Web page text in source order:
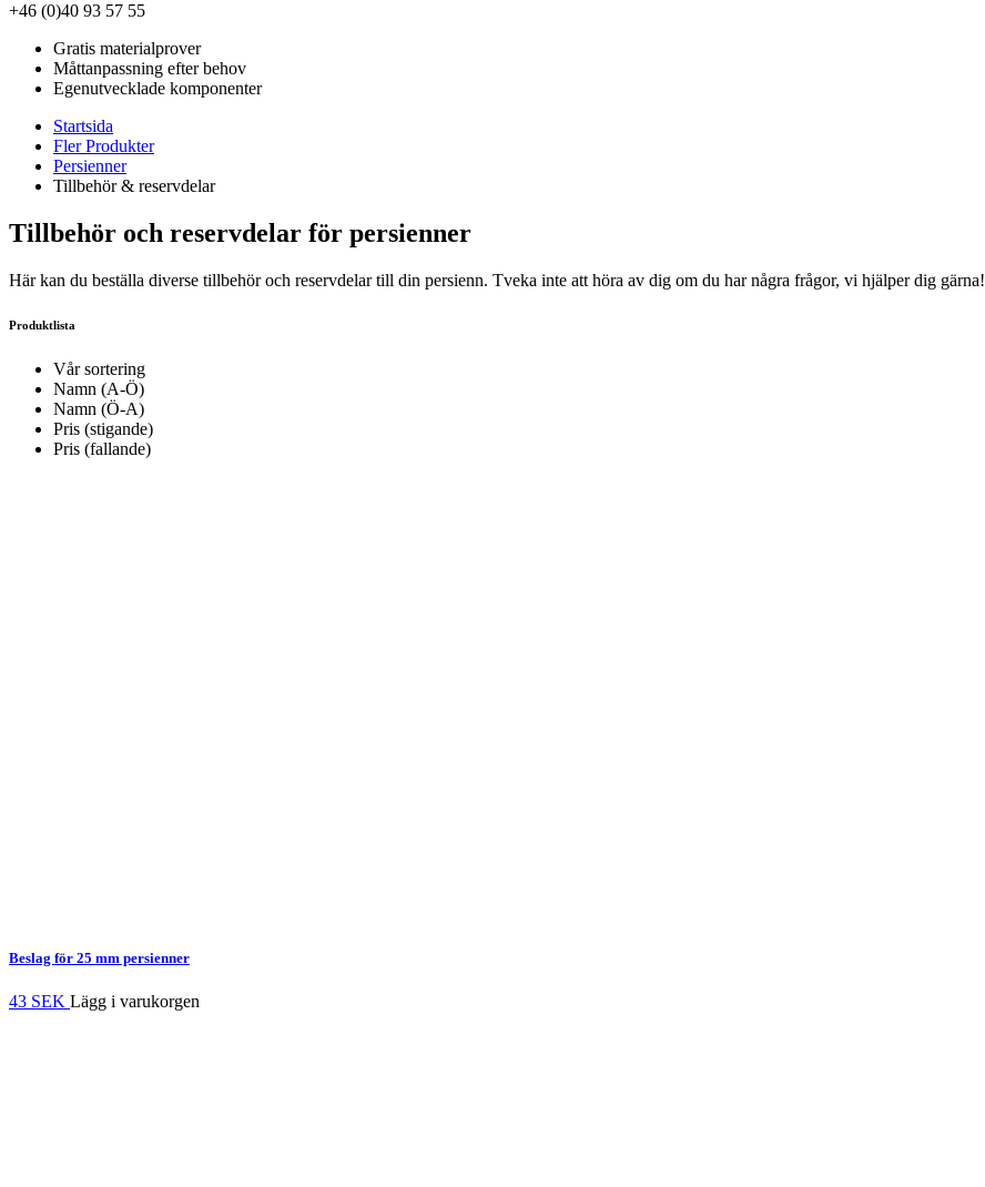
+46 (0)40 93 57 55
Gratis materialprover
Måttanpassning efter behov
Egenutvecklade komponenter
Startsida
Fler Produkter
Persienner
Tillbehör & reservdelar
Tillbehör och reservdelar för persienner
Här kan du beställa diverse tillbehör och reservdelar till din persienn. Tveka inte att höra av dig om du har några frågor, vi hjälper dig gärna!
Produktlista
Vår sortering
Namn (A-Ö)
Namn (Ö-A)
Pris (stigande)
Pris (fallande)
Beslag för 25 mm persienner
43 SEK Lägg i varukorgen